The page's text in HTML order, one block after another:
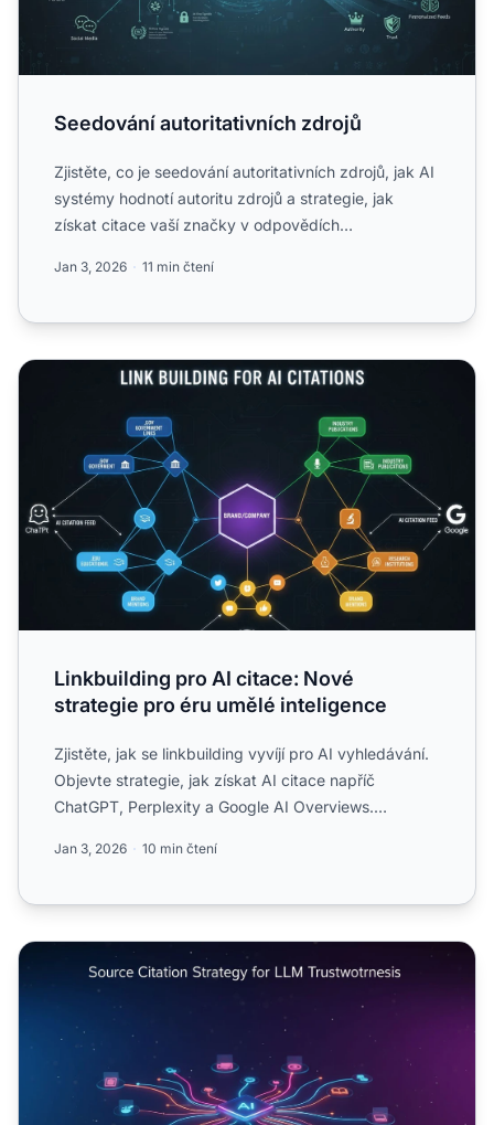
Seedování autoritativních zdrojů
Zjistěte, co je seedování autoritativních zdrojů, jak AI
systémy hodnotí autoritu zdrojů a strategie, jak
získat citace vaší značky v odpovědích
Jan 3, 2026 11 min čtení
Linkbuilding pro AI citace: Nové strategie pro éru umělé
Linkbuilding pro AI citace: Nové
strategie pro éru umělé inteligence
Zjistěte, jak se linkbuilding vyvíjí pro AI vyhledávání.
Objevte strategie, jak získat AI citace napříč
ChatGPT, Perplexity a Google AI Overviews.
Jan 3, 2026 10 min čtení
Strategie citování zdrojů: Jak učinit váš obsah